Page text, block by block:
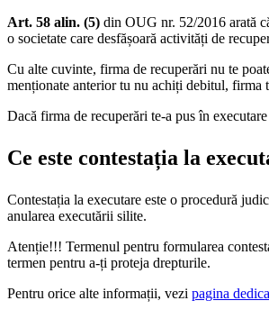
Art. 58 alin. (5) din OUG nr. 52/2016 arată
o societate care desfășoară activități de
Cu alte cuvinte, firma de recuperări nu te
menționate anterior tu nu achiți debitul, firma
Dacă firma de recuperări te-a pus în
Ce este contestația la
Contestația la executare este o procedură
anularea executării silite.
Atenție!!! Termenul pentru formularea
termen pentru a-ți proteja drepturile.
Pentru orice alte informații, vezi pagina